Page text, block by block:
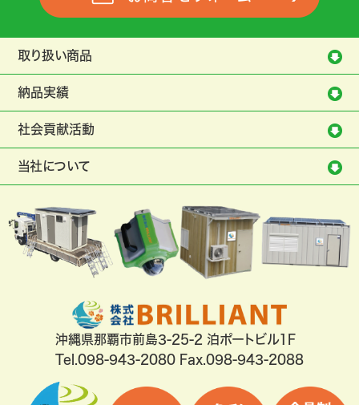
取り扱い商品
納品実績
社会貢献活動
当社について
沖縄県那覇市前島3-25-2 泊ポートビル1F
Tel. 098-943-2080 Fax.098-943-2088